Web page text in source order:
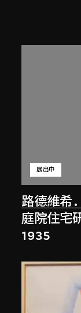
路德維希
展出中
庭院住宅
1935